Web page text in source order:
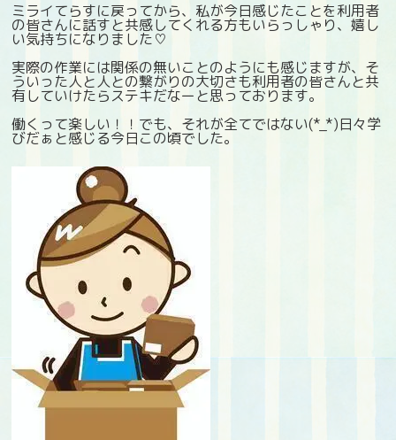
ミライてらすに戻ってから、私が今日感じたことを利用者
の皆さんに話すと共感してくれる方もいらっしゃり、嬉し
い気持ちになりました♡
実際の作業には関係の無いことのようにも感じますが、そ
ういった人と人との繋がりの大切さも利用者の皆さんと共
有していけたらステキだなーと思っております。
働くって楽しい！！でも、それが全てではない(*_*)日々学
びだぁと感じる今日この頃でした。